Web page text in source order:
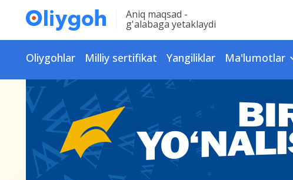
Aniq maqsad -
g'alabaga yetaklaydi
Oliygohlar Milliy sertifikat Yangiliklar Ma'lumotlar